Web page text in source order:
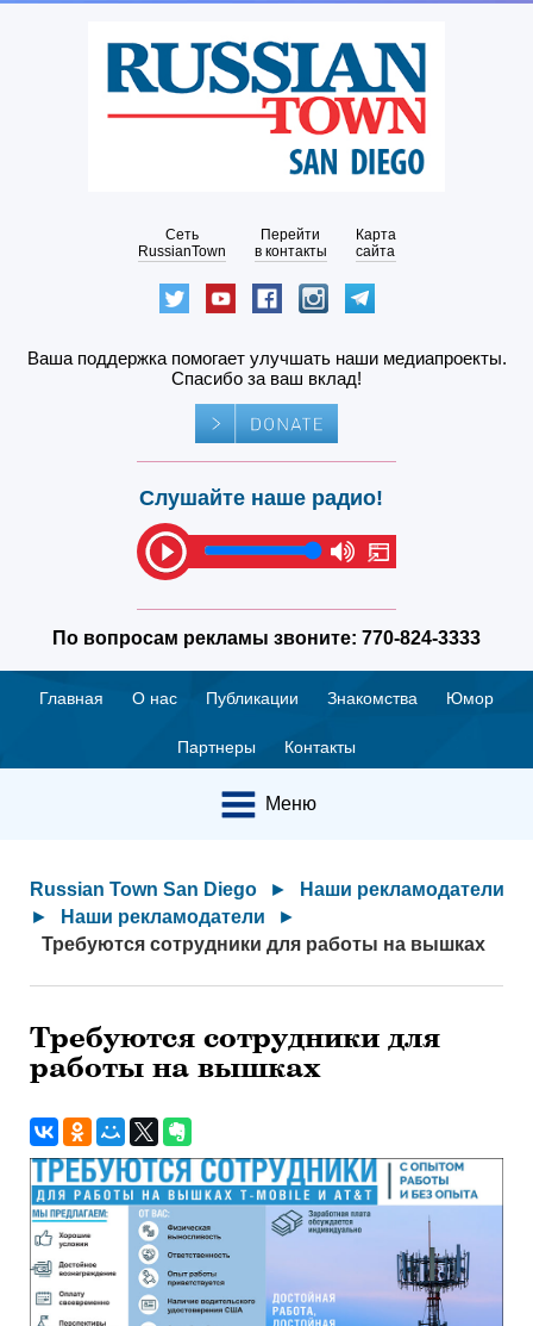
Сеть
RussianTown
Перейти
в контакты
Карта
сайта
Ваша поддержка помогает улучшать наши медиапроекты.
Спасибо за ваш вклад!
Слушайте наше радио!
По вопросам рекламы звоните: 770-824-3333
Главная О нас Публикации Знакомства Юмор
Партнеры Контакты
Меню
Russian Town San Diego ►
Наши рекламодатели
►
Наши рекламодатели
►
Требуются сотрудники для работы на вышках
Требуются сотрудники для
работы на вышках